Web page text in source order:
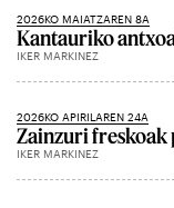
2026KO MAIATZAREN 8A
Kantauriko
IKER MARKINEZ
2026KO APIRILAREN 24A
Zainzuri
IKER MARKINEZ